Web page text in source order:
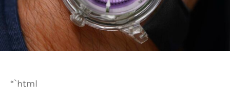
“`html